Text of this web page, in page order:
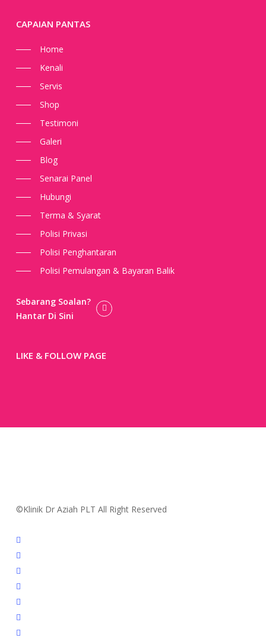
CAPAIAN PANTAS
Home
Kenali
Servis
Shop
Testimoni
Galeri
Blog
Senarai Panel
Hubungi
Terma & Syarat
Polisi Privasi
Polisi Penghantaran
Polisi Pemulangan & Bayaran Balik
Sebarang Soalan?
Hantar Di Sini
LIKE & FOLLOW PAGE
©Klinik Dr Aziah PLT All Right Reserved
facebook
youtube
instagram
whatsapp
tiktok
phone
email